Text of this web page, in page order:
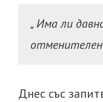
„ Има ли
отменителен
Днес със